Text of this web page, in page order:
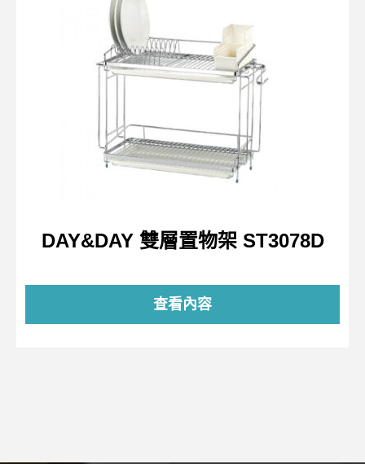
DAY&DAY 雙層置物架 ST3078D
查看內容